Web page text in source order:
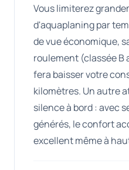
Vous limiterez
d'aquaplaning par
de vue économique,
roulement (classée B
fera baisser votre
kilomètres. Un autre
silence à bord : avec
générés, le confort
excellent même à